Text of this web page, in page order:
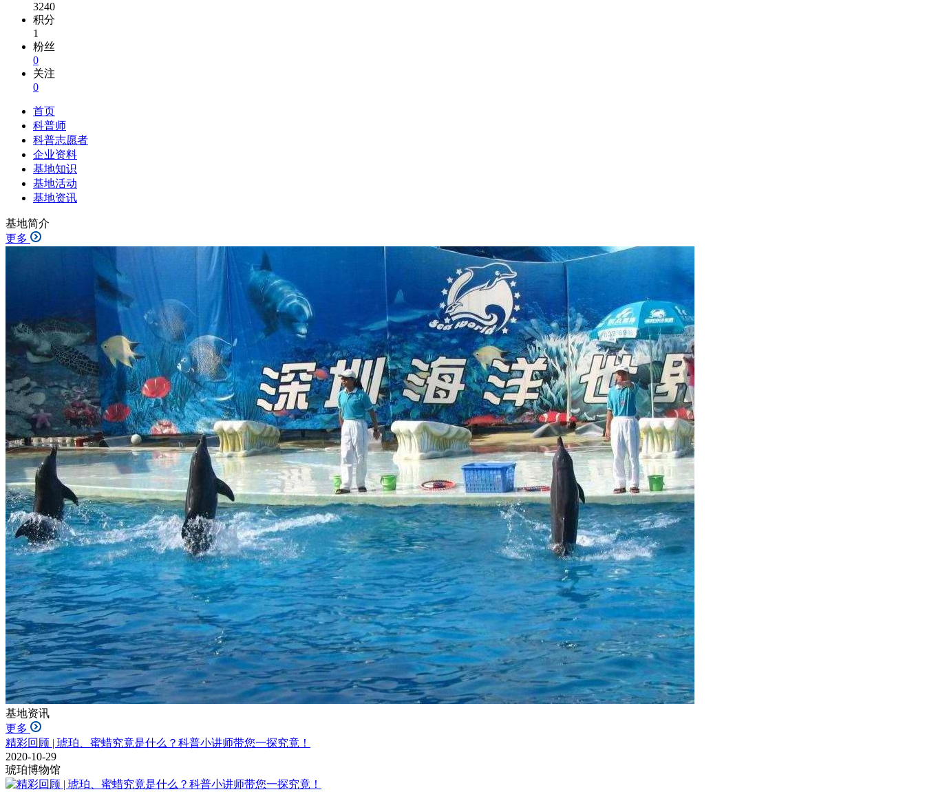
3240
积分
1
粉丝
0
关注
0
首页
科普师
科普志愿者
企业资料
基地知识
基地活动
基地资讯
基地简介
更多
基地资讯
更多
精彩回顾 | 琥珀、蜜蜡究竟是什么？科普小讲师带您一探究竟！
2020-10-29
琥珀博物馆